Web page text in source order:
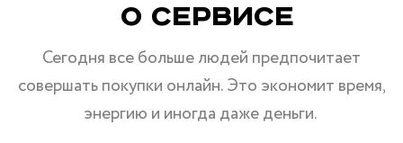
О Сервисе
Сегодня все больше людей предпочитает
совершать покупки онлайн. Это экономит время,
энергию и иногда даже деньги.